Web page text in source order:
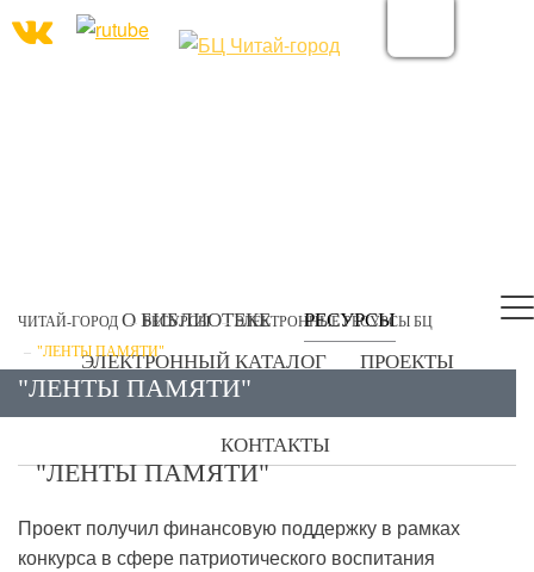
О БИБЛИОТЕКЕ
РЕСУРСЫ
ЭЛЕКТРОННЫЙ КАТАЛОГ
ПРОЕКТЫ
УСЛУГИ
ПЕДАГОГАМ | РОДИТЕЛЯМ
КОНТАКТЫ
ЧИТАЙ-ГОРОД РЕСУРСЫ
ЭЛЕКТРОННЫЕ РЕСУРСЫ БЦ
"ЛЕНТЫ ПАМЯТИ"
"ЛЕНТЫ ПАМЯТИ"
"ЛЕНТЫ ПАМЯТИ"
Проект получил финансовую поддержку в рамках
конкурса в сфере патриотического воспитания